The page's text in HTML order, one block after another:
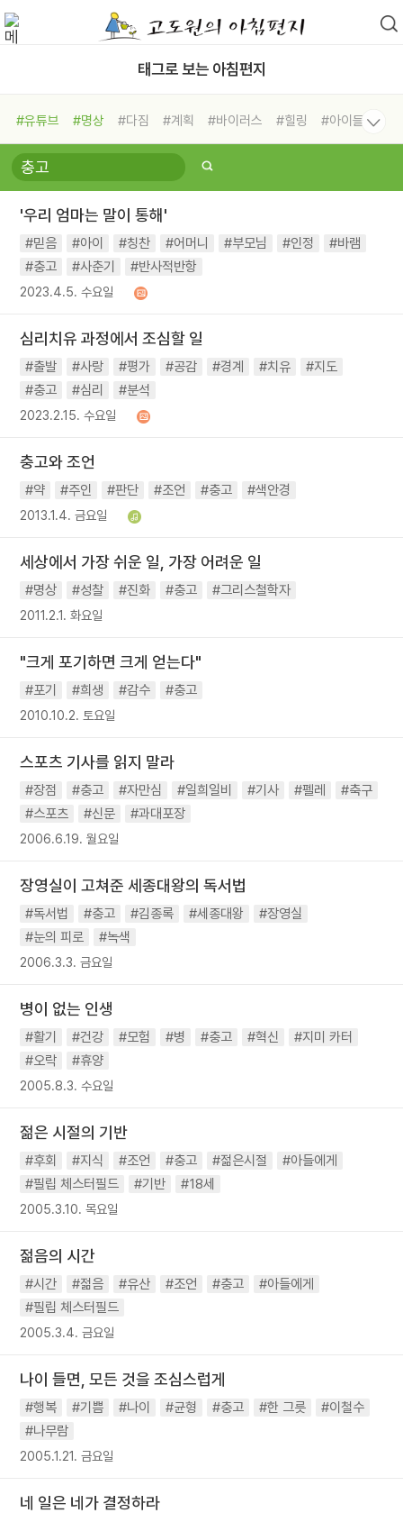
태그로 보는 아침편지
#유튜브 #명상 #다짐 #계획 #바이러스 #힐링
#아이들
#비전캠프
#독서캠프 #삶
#희망
#나눔 #친구 #링컨학교
#독서
#건강 #면역력
'우리 엄마는 말이 통해'
#믿음 #아이 #칭찬 #어머니 #부모님 #인정
#바램
#충고
#사춘기 #반사적반항
2023.4.5. 수요일
심리치유 과정에서 조심할 일
#출발 #사랑 #평가 #공감 #경계 #치유
#지도
#충고
#심리 #분석
2023.2.15. 수요일
충고와 조언
#약 #주인 #판단 #조언 #충고 #색안경
2013.1.4. 금요일
세상에서 가장 쉬운 일, 가장 어려운 일
#명상 #성찰 #진화 #충고 #그리스철학자
2011.2.1. 화요일
"크게 포기하면 크게 얻는다"
#포기 #희생 #감수 #충고
2010.10.2. 토요일
스포츠 기사를 읽지 말라
#장점 #충고 #자만심 #일희일비 #기사 #펠레
#축구
#스포츠
#신문 #과대포장
2006.6.19. 월요일
장영실이 고쳐준 세종대왕의 독서법
#독서법 #충고 #김종록 #세종대왕
#장영실
#눈의 피로
#녹색
2006.3.3. 금요일
병이 없는 인생
#활기 #건강 #모험 #병 #충고 #혁신
#지미 카터
#오락
#휴양
2005.8.3. 수요일
젊은 시절의 기반
#후회 #지식 #조언 #충고 #젊은시절
#아들에게
#필립 체스터필드
#기반 #18세
2005.3.10. 목요일
젊음의 시간
#시간 #젊음 #유산 #조언 #충고
#아들에게
#필립 체스터필드
2005.3.4. 금요일
나이 들면, 모든 것을 조심스럽게
#행복 #기쁨 #나이 #균형 #충고 #한 그릇
#이철수
#나무람
2005.1.21. 금요일
네 일은 네가 결정하라